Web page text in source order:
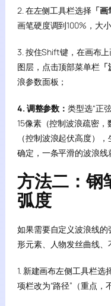
2. 在左侧工具栏选择「画
画笔硬度调到100%，大
3. 按住Shift键，在画布
图层，点击顶部菜单栏「
浪参数面板；
4. 调整参数：类型选“正
15像素（控制波浪疏密
（控制波浪起伏高度）
确定，一条平滑的波浪线
方法二：钢
弧度
如果需要自定义波浪线的
形元素、人物发丝曲线、
1. 新建画布左侧工具栏
项栏改为“路径”（重点，